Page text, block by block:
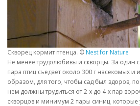
Скворец кормит птенца. © Nest for Nature
Не менее трудолюбивы и скворцы. За один
пара птиц съедает около 300 г насекомых и
образом, для того, чтобы сад был здоров,
нем должны трудиться от 2-х до 4-х пар
скворцов и минимум 2 пары синиц, которые